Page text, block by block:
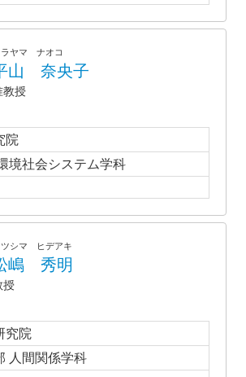
ラヤマ ナオコ
山 奈央子
教授
院
境社会システム学科
ツシマ ヒデアキ
嶋 秀明
授
究院
人間関係学科